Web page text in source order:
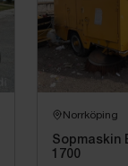
Norrköping
Sopmaskin
1700